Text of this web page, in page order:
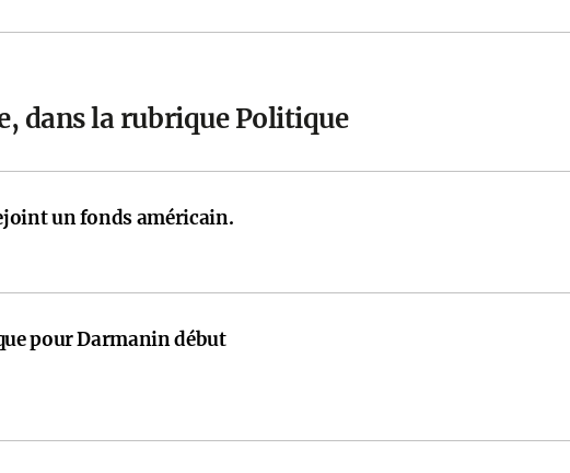
dans la rubrique Politique
un fonds américain.
pour Darmanin début